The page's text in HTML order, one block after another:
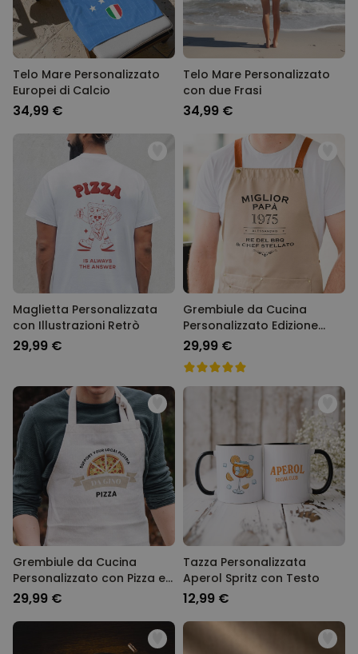
Telo Mare Personalizzato
Europei di Calcio
34,99 €
Telo Mare Personalizzato
con due Frasi
34,99 €
Maglietta Personalizzata
con Illustrazioni Retrò
29,99 €
Grembiule da Cucina
Personalizzato Edizione
Limitata
29,99 €
Grembiule da Cucina
Personalizzato con Pizza e
Nome
29,99 €
Tazza Personalizzata
Aperol Spritz con Testo
12,99 €